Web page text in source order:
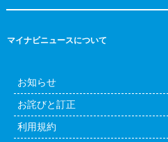
マイナビニュースについて
お知らせ
お詫びと訂正
利用規約